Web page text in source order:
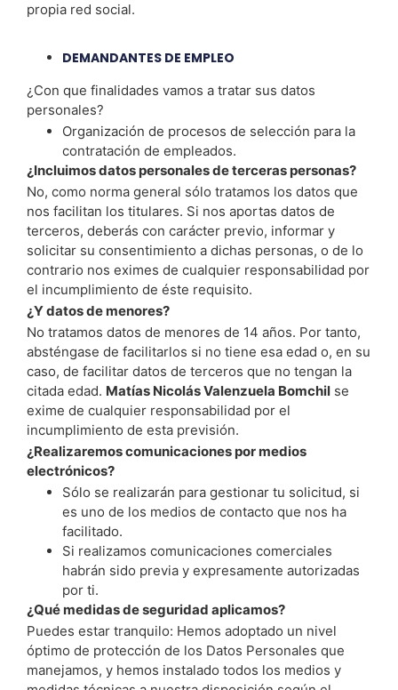
propia red social.
DEMANDANTES DE EMPLEO
¿Con que finalidades vamos a tratar sus datos
personales?
Organización de procesos de selección para la
contratación de empleados.
¿Incluimos datos personales de terceras personas?
No, como norma general sólo tratamos los datos que
nos facilitan los titulares. Si nos aportas datos de
terceros, deberás con carácter previo, informar y
solicitar su consentimiento a dichas personas, o de lo
contrario nos eximes de cualquier responsabilidad por
el incumplimiento de éste requisito.
¿Y datos de menores?
No tratamos datos de menores de 14 años. Por tanto,
absténgase de facilitarlos si no tiene esa edad o, en su
caso, de facilitar datos de terceros que no tengan la
citada edad. Matías Nicolás Valenzuela Bomchil se
exime de cualquier responsabilidad por el
incumplimiento de esta previsión.
¿Realizaremos comunicaciones por medios
electrónicos?
Sólo se realizarán para gestionar tu solicitud, si
es uno de los medios de contacto que nos ha
facilitado.
Si realizamos comunicaciones comerciales
habrán sido previa y expresamente autorizadas
por ti.
¿Qué medidas de seguridad aplicamos?
Puedes estar tranquilo: Hemos adoptado un nivel
óptimo de protección de los Datos Personales que
manejamos, y hemos instalado todos los medios y